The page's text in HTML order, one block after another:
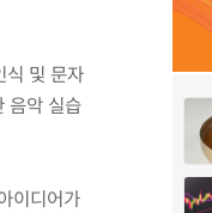
식 및 문자
음악 실습
이디어가